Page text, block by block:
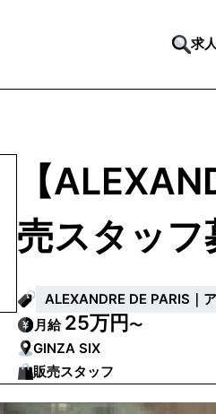
求
【
売スタッフ
ALEXANDRE DE PARIS｜
月給 25万円〜
GINZA SIX
販売スタッフ